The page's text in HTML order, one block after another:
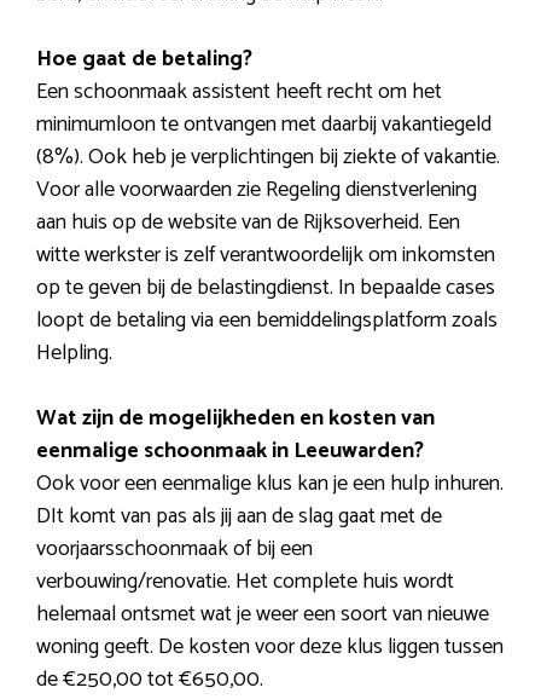
Hoe gaat de betaling?
Een schoonmaak assistent heeft recht om het
minimumloon te ontvangen met daarbij vakantiegeld
(8%). Ook heb je verplichtingen bij ziekte of vakantie.
Voor alle voorwaarden zie Regeling dienstverlening
aan huis op de website van de Rijksoverheid. Een
witte werkster is zelf verantwoordelijk om inkomsten
op te geven bij de belastingdienst. In bepaalde cases
loopt de betaling via een bemiddelingsplatform zoals
Helpling.
Wat zijn de mogelijkheden en kosten van
eenmalige schoonmaak in Leeuwarden?
Ook voor een eenmalige klus kan je een hulp inhuren.
DIt komt van pas als jij aan de slag gaat met de
voorjaarsschoonmaak of bij een
verbouwing/renovatie. Het complete huis wordt
helemaal ontsmet wat je weer een soort van nieuwe
woning geeft. De kosten voor deze klus liggen tussen
de €250,00 tot €650,00.